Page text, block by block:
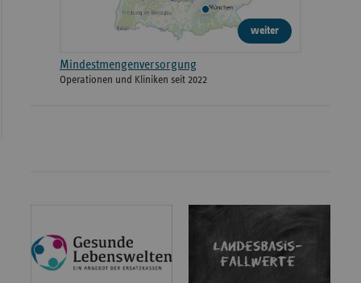
weiter
Mindestmengenversorgung
Operationen und Kliniken seit 2022